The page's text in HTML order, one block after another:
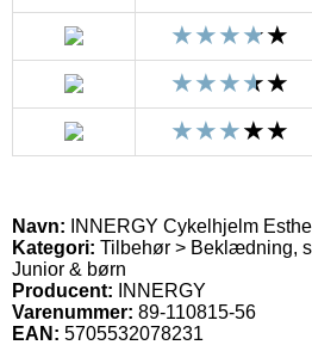
Navn: INNERGY Cykelhjelm
Kategori: Tilbehør > Beklædning,
Junior & børn
Producent:
INNERGY
Varenummer: 89-110815-56
EAN: 5705532078231